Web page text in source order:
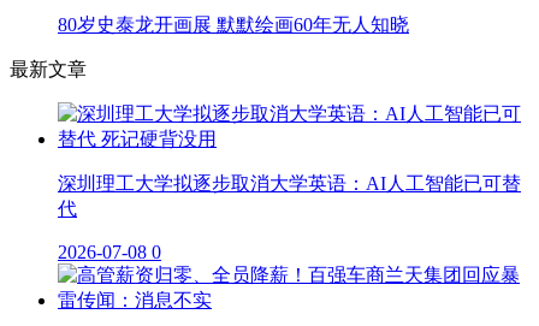
80岁史泰龙开画展 默默绘画60年无人知晓
最新文章
深圳理工大学拟逐步取消大学英语：AI人工智能已可替
代
2026-07-08 0